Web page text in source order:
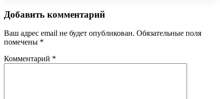
Добавить комментарий
Ваш адрес email не будет опубликован. Обязательные поля
помечены *
Комментарий *